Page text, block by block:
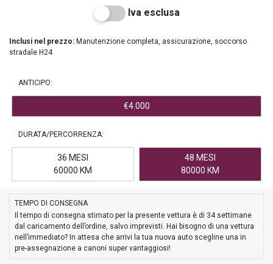
Iva esclusa
Inclusi nel prezzo: Manutenzione completa, assicurazione, soccorso
stradale H24
ANTICIPO:
€4.000
DURATA/PERCORRENZA:
36 MESI
60000 KM
48 MESI
80000 KM
TEMPO DI CONSEGNA
Il tempo di consegna stimato per la presente vettura è di 34 settimane
dal caricamento dell’ordine, salvo imprevisti. Hai bisogno di una vettura
nell’immediato? In attesa che arrivi la tua nuova auto scegline una in
pre-assegnazione a canoni super vantaggiosi!